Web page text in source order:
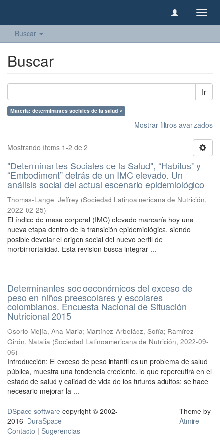
Buscar
Buscar
Ir
Materia: determinantes sociales de la salud ×
Mostrar filtros avanzados
Mostrando ítems 1-2 de 2
"Determinantes Sociales de la Salud", “Habitus” y
“Embodiment” detrás de un IMC elevado. Un
análisis social del actual escenario epidemiológico
Thomas-Lange, Jeffrey (Sociedad Latinoamericana de Nutrición,
2022-02-25)
El índice de masa corporal (IMC) elevado marcaría hoy una
nueva etapa dentro de la transición epidemiológica, siendo
posible develar el origen social del nuevo perfil de
morbimortalidad. Esta revisión busca integrar ...
Determinantes socioeconómicos del exceso de
peso en niños preescolares y escolares
colombianos. Encuesta Nacional de Situación
Nutricional 2015
Osorio-Mejía, Ana Maria; Martínez-Arbeláez, Sofía; Ramírez-
Girón, Natalia (Sociedad Latinoamericana de Nutrición, 2022-09-
06)
Introducción: El exceso de peso infantil es un problema de salud
pública, muestra una tendencia creciente, lo que repercutirá en el
estado de salud y calidad de vida de los futuros adultos; se hace
necesario mejorar la ...
DSpace software copyright © 2002-
2016 DuraSpace
Contacto | Sugerencias
Theme by
Atmire